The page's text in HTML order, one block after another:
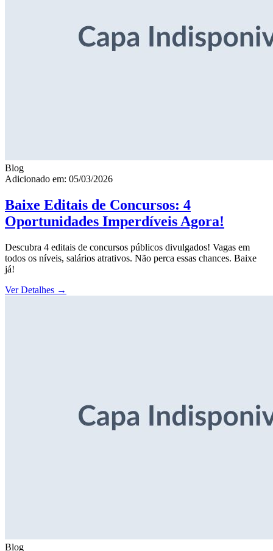
Blog
Adicionado em: 05/03/2026
Baixe Editais de Concursos: 4
Oportunidades Imperdíveis Agora!
Descubra 4 editais de concursos públicos divulgados! Vagas em
todos os níveis, salários atrativos. Não perca essas chances. Baixe
já!
Ver Detalhes →
Blog